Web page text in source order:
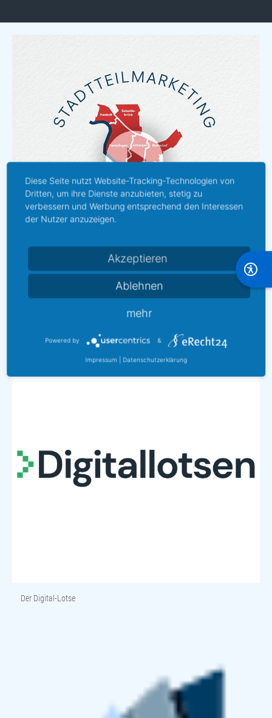
Imagefilm
Der Digital-Lotse
Diese Seite nutzt Website-Tracking-Technologien von
Dritten, um ihre Dienste anzubieten, stetig zu
verbessern und Werbung entsprechend den Interessen
der Nutzer anzuzeigen.
Akzeptieren
Ablehnen
mehr
Powered by &
Impressum Datenschutzerklärung